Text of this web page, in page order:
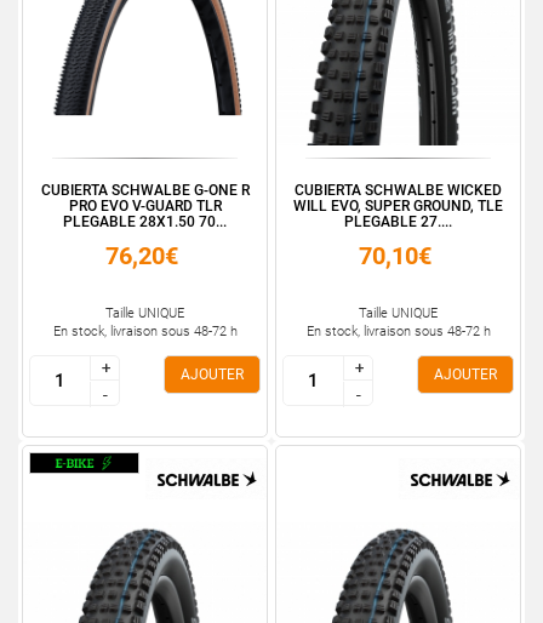
CUBIERTA SCHWALBE G-ONE R
PRO EVO V-GUARD TLR
PLEGABLE 28X1.50 70...
76,20€
Taille UNIQUE
En stock, livraison sous 48-72 h
+
-
+
-
AJOUTER
CUBIERTA SCHWALBE WICKED
WILL EVO, SUPER GROUND, TLE
PLEGABLE 27....
70,10€
Taille UNIQUE
En stock, livraison sous 48-72 h
+
-
+
-
AJOUTER